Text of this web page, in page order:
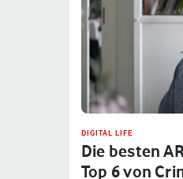
DIGITAL LIFE
Die besten
Top 6 von